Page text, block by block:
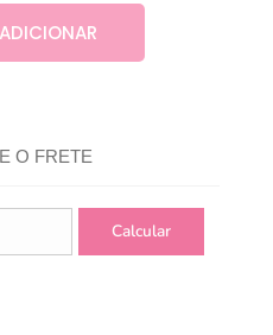
ADICIONAR
O FRETE